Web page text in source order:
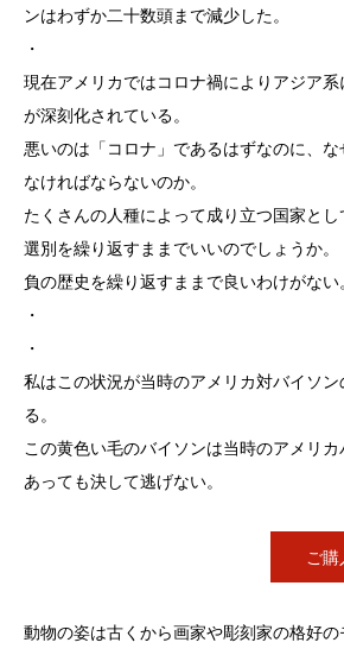
ンはわずか二十数頭まで減少した。
・
現在アメリカではコロナ禍によりアジア
が深刻化されている。
悪いのは「コロナ」であるはずなのに、
なければならないのか。
たくさんの人種によって成り立つ国家と
選別を繰り返すままでいいのでしょうか。
負の歴史を繰り返すままで良いわけがない
・
・
私はこの状況が当時のアメリカ対バイソン
る。
この黄色い毛のバイソンは当時のアメリ
あっても決して逃げない。
ご購
動物の姿は古くから画家や彫刻家の格好の